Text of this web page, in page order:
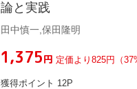
論と実践
田中慎一,保田隆明
¥1,375円 定価より825円（
獲得ポイント 12P